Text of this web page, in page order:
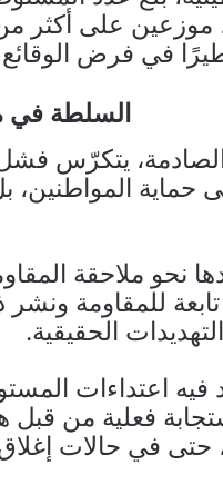
في فرض
السلطة في
يتكرّس
المواطنين،
نحو ملاحقة
للمقاومة
الحقيقية.
اعتداءات
فعلية من قبل
حتى في حالات